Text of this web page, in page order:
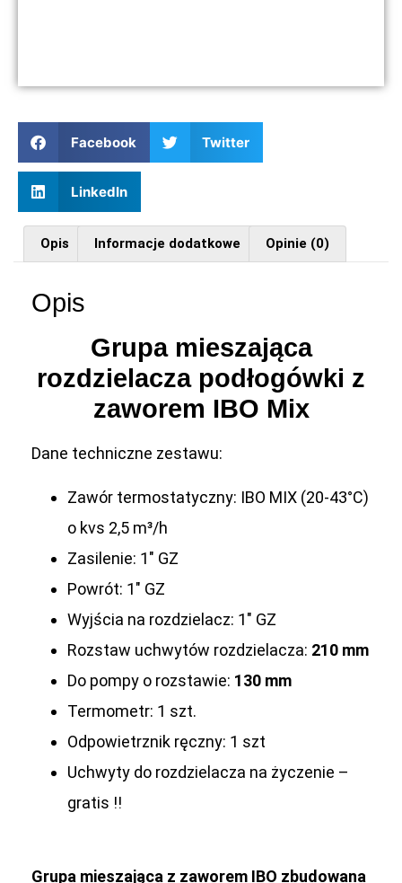
Facebook Twitter
LinkedIn
Opis Informacje dodatkowe Opinie (0)
Opis
Grupa mieszająca
rozdzielacza podłogówki z
zaworem IBO Mix
Dane techniczne zestawu:
Zawór termostatyczny: IBO MIX (20-43°C)
o kvs 2,5 m³/h
Zasilenie: 1″ GZ
Powrót: 1″ GZ
Wyjścia na rozdzielacz: 1″ GZ
Rozstaw uchwytów rozdzielacza: 210 mm
Do pompy o rozstawie: 130 mm
Termometr: 1 szt.
Odpowietrznik ręczny: 1 szt
Uchwyty do rozdzielacza na życzenie –
gratis !!
Grupa mieszająca z zaworem IBO zbudowana